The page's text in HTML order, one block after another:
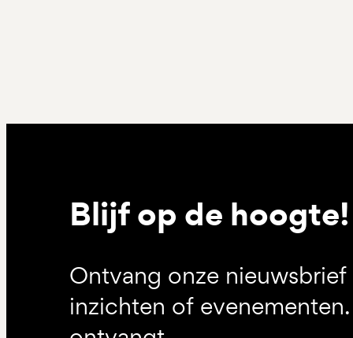
Blijf op de hoogte!
Ontvang onze
inzichten of